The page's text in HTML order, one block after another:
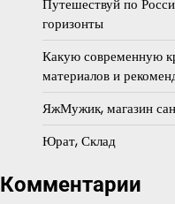
горизонты
Какую современную
материалов и
ЯжМужик, магазин
Юрат, Склад
Комментарии